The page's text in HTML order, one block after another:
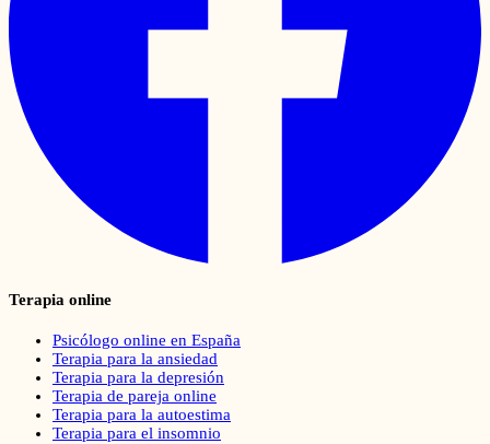
Terapia online
Psicólogo online en España
Terapia para la ansiedad
Terapia para la depresión
Terapia de pareja online
Terapia para la autoestima
Terapia para el insomnio